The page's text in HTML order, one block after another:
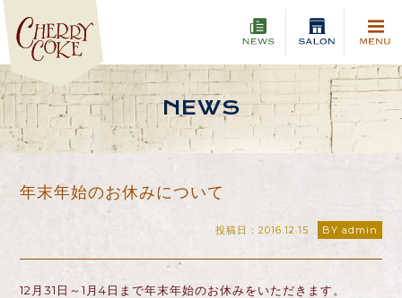
NEWS
年末年始のお休みについて
投稿日：2016.12.15 BY admin
12月31日～1月4日まで年末年始のお休みをいただきます。